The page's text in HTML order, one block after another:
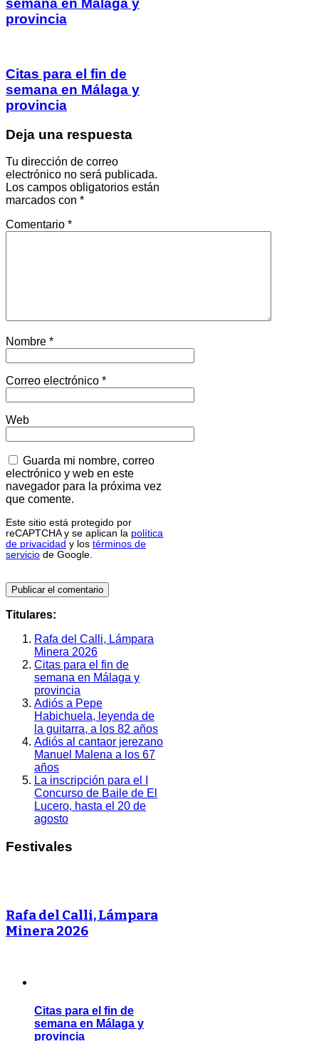
provincia
Citas para el fin de
semana en Málaga y
provincia
Deja una respuesta
Tu dirección de correo
electrónico no será publicada.
Los campos obligatorios están
marcados con *
Comentario *
Nombre *
Correo electrónico *
Web
Guarda mi nombre, correo
electrónico y web en este
navegador para la próxima vez
que comente.
Este sitio está protegido por
reCAPTCHA y se aplican la política
de privacidad y los términos de
servicio de Google.
Titulares:
Rafa del Calli, Lámpara
Minera 2026
Citas para el fin de
semana en Málaga y
provincia
Adiós a Pepe
Habichuela, leyenda de
la guitarra, a los 82 años
Adiós al cantaor jerezano
Manuel Malena a los 67
años
La inscripción para el I
Concurso de Baile de El
Lucero, hasta el 20 de
agosto
Festivales
Rafa del Calli, Lámpara
Minera 2026
Citas para el fin de
semana en Málaga y
provincia